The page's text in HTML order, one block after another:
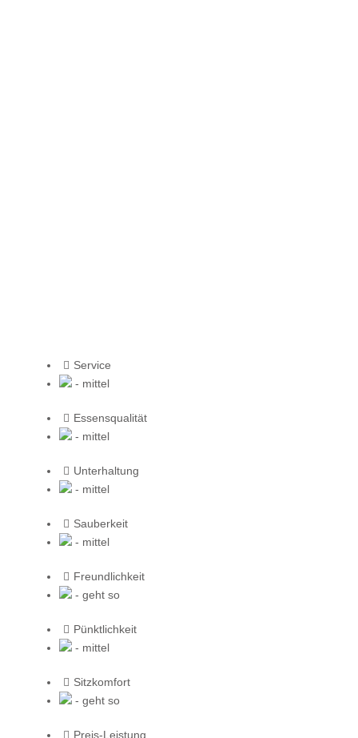
Service
- mittel
Essensqualität
- mittel
Unterhaltung
- mittel
Sauberkeit
- mittel
Freundlichkeit
- geht so
Pünktlichkeit
- mittel
Sitzkomfort
- geht so
Preis-Leistung